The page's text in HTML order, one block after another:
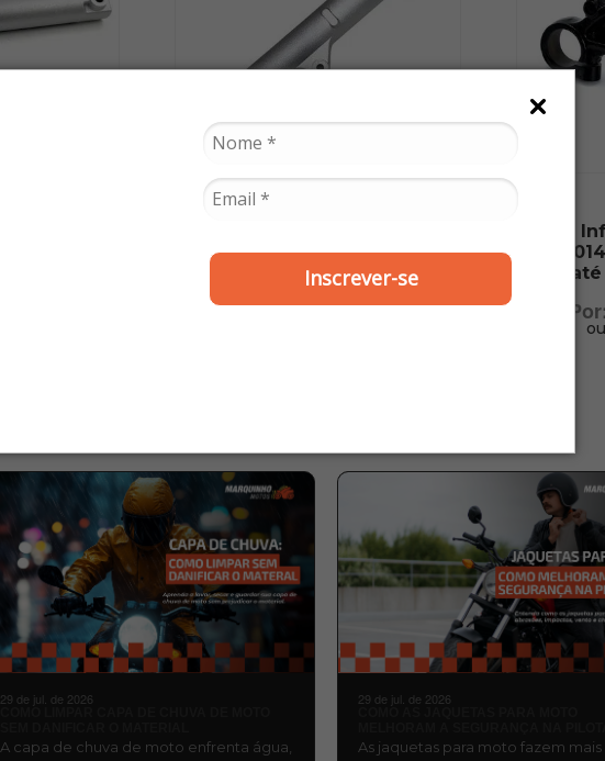
Inscrever-se
SMART FOX
até 2013 Esd Disco (Direito) -
Smart Fox
R$ 132,00
Mesa
150
ou
29 de jul. de 2026
A capa de chuva de moto enfrenta água,
29 de jul. de 2026
As jaquetas para moto fazem mais